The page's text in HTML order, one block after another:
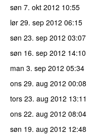
søn 7. okt 2012 10:55
lør 29. sep 2012 06:15
søn 23. sep 2012 03:07
søn 16. sep 2012 14:10
man 3. sep 2012 05:34
ons 29. aug 2012 00:08
tors 23. aug 2012 13:11
ons 22. aug 2012 08:04
søn 19. aug 2012 12:48